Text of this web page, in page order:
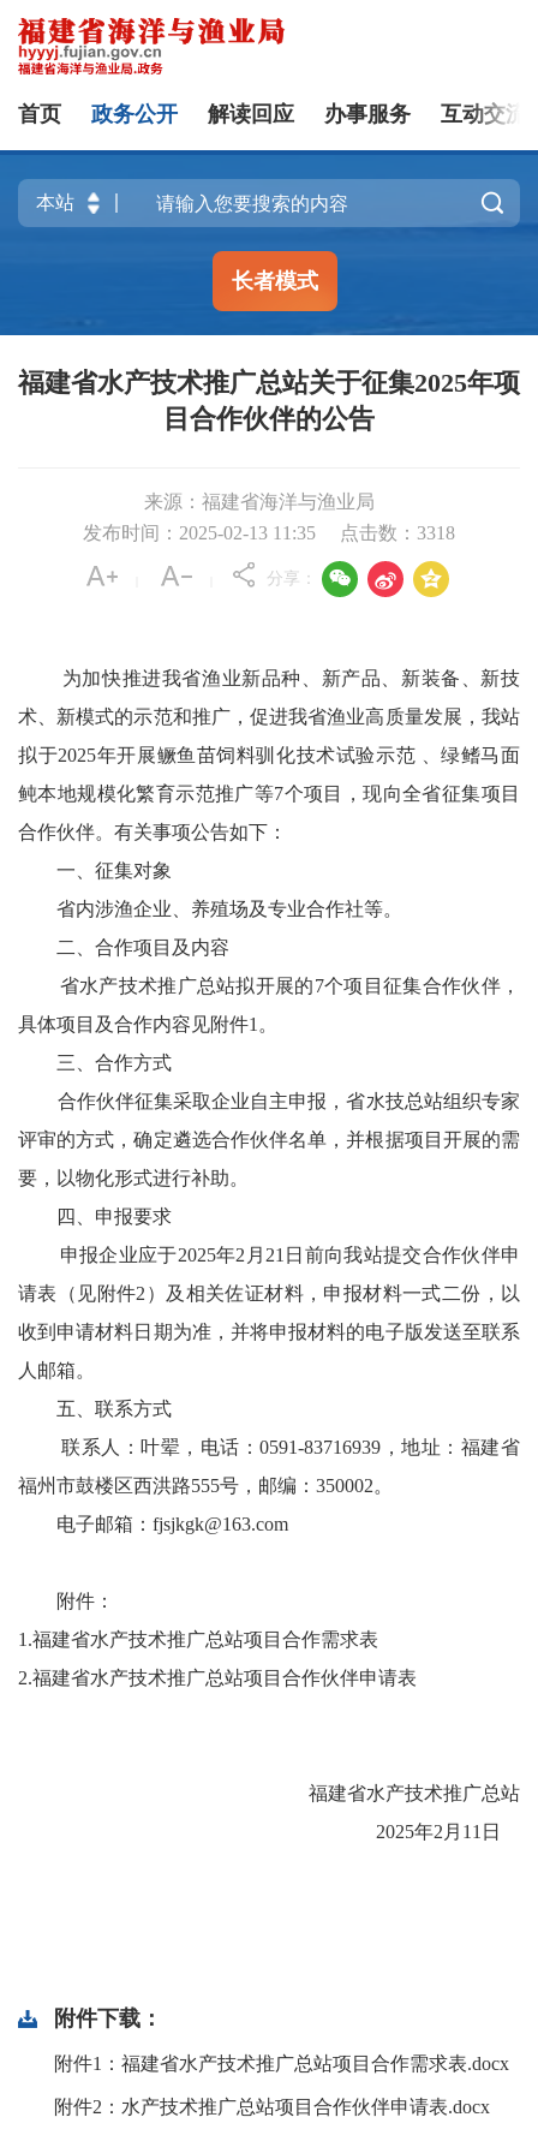
首页 政务公开 解读回应 办事服务 互动交流

长者模式
福建省水产技术推广总站关于征集2025年项
目合作伙伴的公告
来源：福建省海洋与渔业局
发布时间：2025-02-13 11:35
点击数： 3318
分享：   
为加快推进我省渔业新品种、新产品、新装备、新技
术、新模式的示范和推广，促进我省渔业高质量发展，我站
拟于2025年开展鳜鱼苗饲料驯化技术试验示范 、绿鳍马面
鲀本地规模化繁育示范推广等7个项目，现向全省征集项目
合作伙伴。有关事项公告如下：
一、征集对象
省内涉渔企业、养殖场及专业合作社等。
二、合作项目及内容
省水产技术推广总站拟开展的7个项目征集合作伙伴，
具体项目及合作内容见附件1。
三、合作方式
合作伙伴征集采取企业自主申报，省水技总站组织专家
评审的方式，确定遴选合作伙伴名单，并根据项目开展的需
要，以物化形式进行补助。
四、申报要求
申报企业应于2025年2月21日前向我站提交合作伙伴申
请表（见附件2）及相关佐证材料，申报材料一式二份，以
收到申请材料日期为准，并将申报材料的电子版发送至联系
人邮箱。
五、联系方式
联系人：叶翚，电话：0591-83716939，地址：福建省
福州市鼓楼区西洪路555号，邮编：350002。
电子邮箱：fjsjkgk@163.com
附件：
1.福建省水产技术推广总站项目合作需求表
2.福建省水产技术推广总站项目合作伙伴申请表
福建省水产技术推广总站
2025年2月11日
附件下载：
附件1：福建省水产技术推广总站项目合作需求表.docx
附件2：水产技术推广总站项目合作伙伴申请表.docx